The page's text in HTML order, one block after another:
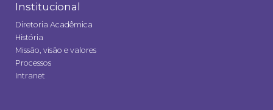
Institucional
Diretoria Acadêmica
História
Missão, visão e valores
Processos
Intranet